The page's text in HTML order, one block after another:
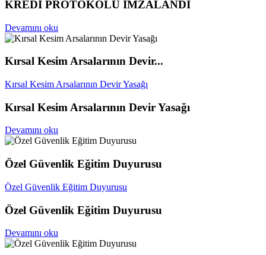
KREDİ PROTOKOLÜ İMZALANDI
Devamını oku
Kırsal Kesim Arsalarının Devir...
Kırsal Kesim Arsalarının Devir Yasağı
Kırsal Kesim Arsalarının Devir Yasağı
Devamını oku
Özel Güvenlik Eğitim Duyurusu
Özel Güvenlik Eğitim Duyurusu
Özel Güvenlik Eğitim Duyurusu
Devamını oku